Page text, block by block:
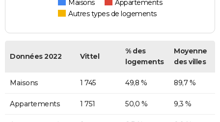
Maisons
Appartements
Autres types de logements
Données 2022 Vittel
% des
logements
Moyenne
des villes
Maisons 1 745 49,8 % 89,7 %
Appartements 1 751 50,0 % 9,3 %